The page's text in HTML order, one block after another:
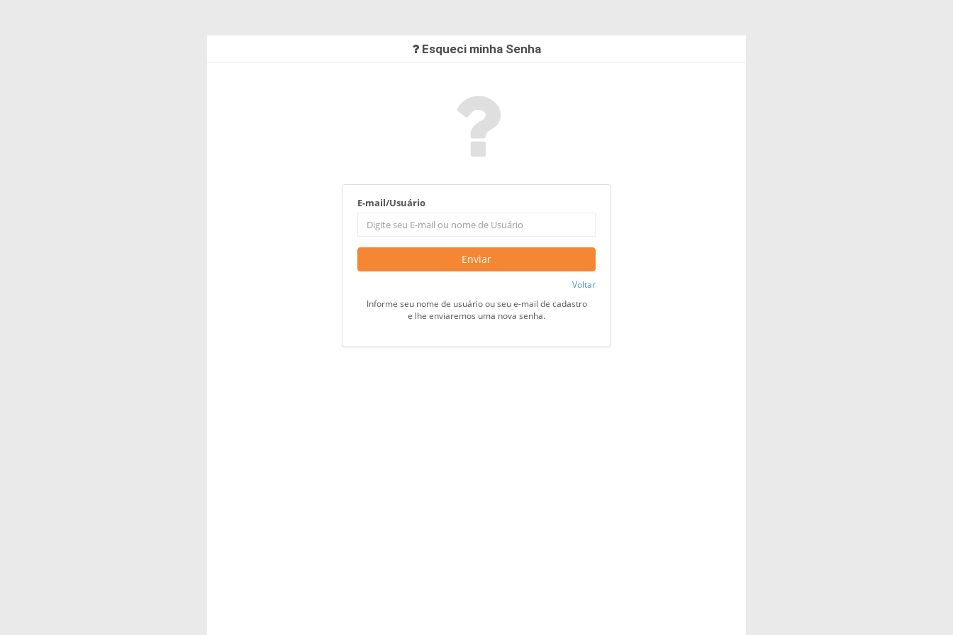
Esqueci minha Senha
E-mail/Usuário
Enviar
Voltar
Informe seu nome de usuário ou seu e-mail de cadastro
e lhe enviaremos uma nova senha.